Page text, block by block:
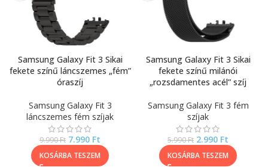
Samsung Galaxy Fit 3 Sikai
fekete színű láncszemes „fém”
óraszíj
Samsung Galaxy Fit 3
láncszemes fém szíjak
9.990Ft 7.990 Ft
KOSÁRBA TESZEM
Samsung Galaxy Fit 3 Sikai
fekete színű milánói
„rozsdamentes acél” szíj
Samsung Galaxy Fit 3 fém
szíjak
5.990Ft 2.990 Ft
KOSÁRBA TESZEM